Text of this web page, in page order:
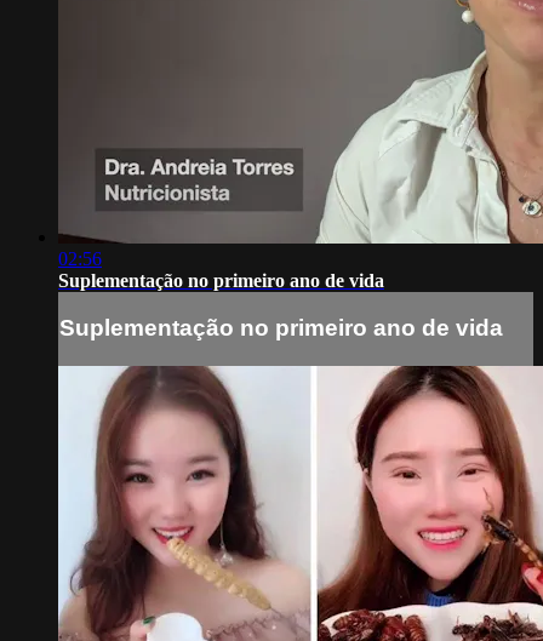
02:56
Suplementação no primeiro ano de vida
Suplementação no primeiro ano de vida